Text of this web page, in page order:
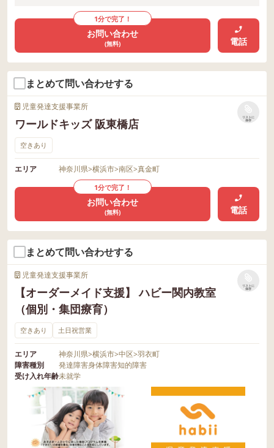
1分で完了！
お問い合わせ
(無料) 電話
まとめて問い合わせする
児童発達支援事業所
ワールドキッズ 阪東橋店
リストに
保存
空きあり
エリア 神奈川県>横浜市>南区>真金町
1分で完了！
お問い合わせ
(無料) 電話
まとめて問い合わせする
児童発達支援事業所
【オーダーメイド支援】 ハビー関内教室
（個別・集団療育）
リストに
保存
空きあり 土日祝営業
エリア 神奈川県>横浜市>中区>羽衣町
障害種別
発達障害身体障害知的障害
受け入れ年齢未就学